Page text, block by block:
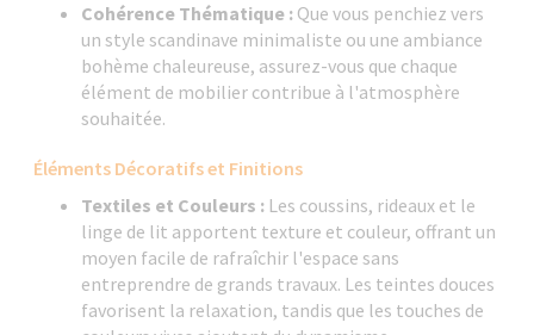
Cohérence Thématique : Que vous penchiez vers
un style scandinave minimaliste ou une ambiance
bohème chaleureuse, assurez-vous que chaque
élément de mobilier contribue à l'atmosphère
souhaitée.
Éléments Décoratifs et Finitions
Textiles et Couleurs : Les coussins, rideaux et le
linge de lit apportent texture et couleur, offrant un
moyen facile de rafraîchir l'espace sans
entreprendre de grands travaux. Les teintes douces
favorisent la relaxation, tandis que les touches de